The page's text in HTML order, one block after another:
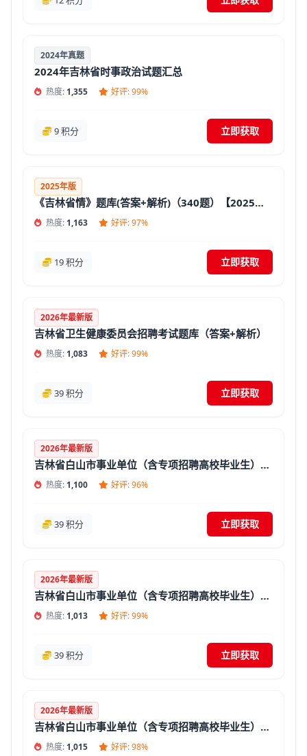
2024年真题
2024年吉林省时事政治试题汇总
热度: 1,355 好评: 99%
9 积分 立即获取
2025年版
《吉林省情》题库(答案+解析)（340题）【2025版】
热度: 1,163 好评: 97%
19 积分 立即获取
2026年最新版
吉林省卫生健康委员会招聘考试题库（答案+解析）
热度: 1,083 好评: 99%
39 积分 立即获取
2026年最新版
吉林省白山市事业单位（含专项招聘高校毕业生）招聘考试《幼教基础知识》题库(答案+解析)
热度: 1,100 好评: 96%
39 积分 立即获取
2026年最新版
吉林省白山市事业单位（含专项招聘高校毕业生）招聘考试《教育基础知识》题库(答案+解析)
热度: 1,013 好评: 99%
39 积分 立即获取
2026年最新版
吉林省白山市事业单位（含专项招聘高校毕业生）招聘考试《护理基础知识》题库(答案+解析)
热度: 1,015 好评: 98%